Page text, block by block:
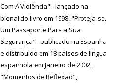
Com A Violência" - lançado na
bienal do livro em 1998, "Proteja-se,
Um Passaporte Para a Sua
Segurança" - publicado na Espanha
e distribuído em 18 países de língua
espanhola em Janeiro de 2002,
"Momentos de Reflexão",